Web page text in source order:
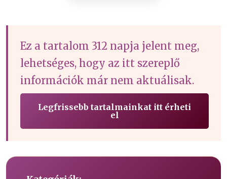
Ez a tartalom 312 napja jelent meg,
lehetséges, hogy az itt szereplő
információk már nem aktuálisak.
Legfrissebb tartalmainkat itt érheti
el